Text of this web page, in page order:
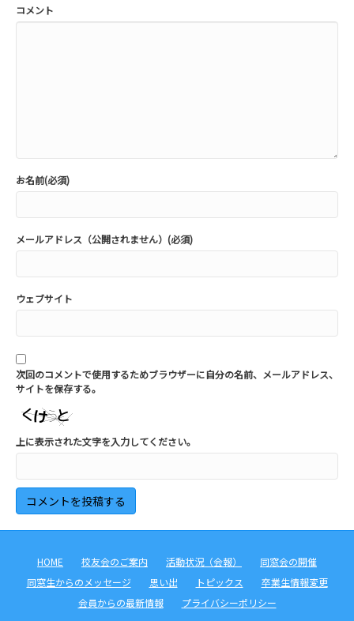
コメント
お名前(必須)
メールアドレス（公開されません）(必須)
ウェブサイト
次回のコメントで使用するためブラウザーに自分の名前、メールアドレス、
サイトを保存する。
上に表示された文字を入力してください。
HOME 校友会のご案内 活動状況（会報）
同窓会の開催
同窓生からのメッセージ
思い出 トピックス
卒業生情報変更
会員からの最新情報
プライバシーポリシー